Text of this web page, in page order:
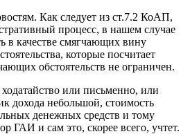
Как следует из ст.7.2 КоАП,
процесс, в нашем случае
в качестве смягчающих вину
которые посчитает
обстоятельств не ограничен.
или письменно, или
дохода небольшой, стоимость
денежных средств и тому
ГАИ и сам это, скорее всего, учтет.